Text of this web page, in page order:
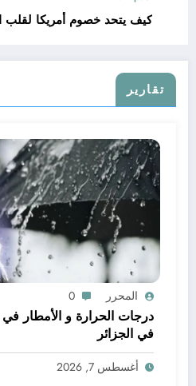
كيف يتحد خصوم أمريكا لقلب
تقارير
المحرر 0
في الجزائر
أغسطس 7, 2026